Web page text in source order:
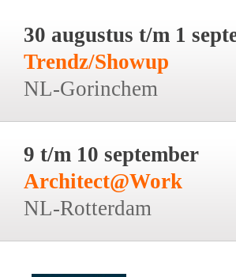
30 augustus t/m 1
Trendz/Showup
NL-Gorinchem
9 t/m 10 september
Architect@Work
NL-Rotterdam